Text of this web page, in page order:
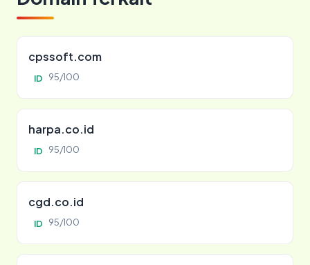
cpssoft.com
ID 95/100
harpa.co.id
ID 95/100
cgd.co.id
ID 95/100